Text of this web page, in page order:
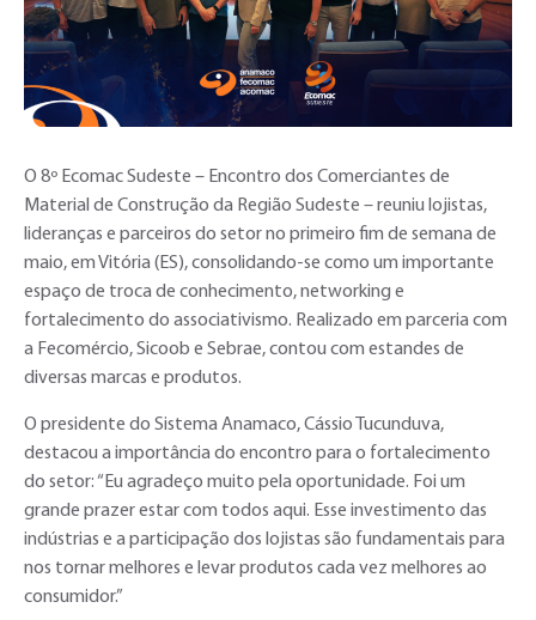
O 8º Ecomac Sudeste – Encontro dos Comerciantes de
Material de Construção da Região Sudeste – reuniu lojistas,
lideranças e parceiros do setor no primeiro fim de semana de
maio, em Vitória (ES), consolidando-se como um importante
espaço de troca de conhecimento, networking e
fortalecimento do associativismo. Realizado em parceria com
a Fecomércio, Sicoob e Sebrae, contou com estandes de
diversas marcas e produtos.
O presidente do Sistema Anamaco, Cássio Tucunduva,
destacou a importância do encontro para o fortalecimento
do setor: “Eu agradeço muito pela oportunidade. Foi um
grande prazer estar com todos aqui. Esse investimento das
indústrias e a participação dos lojistas são fundamentais para
nos tornar melhores e levar produtos cada vez melhores ao
consumidor.”